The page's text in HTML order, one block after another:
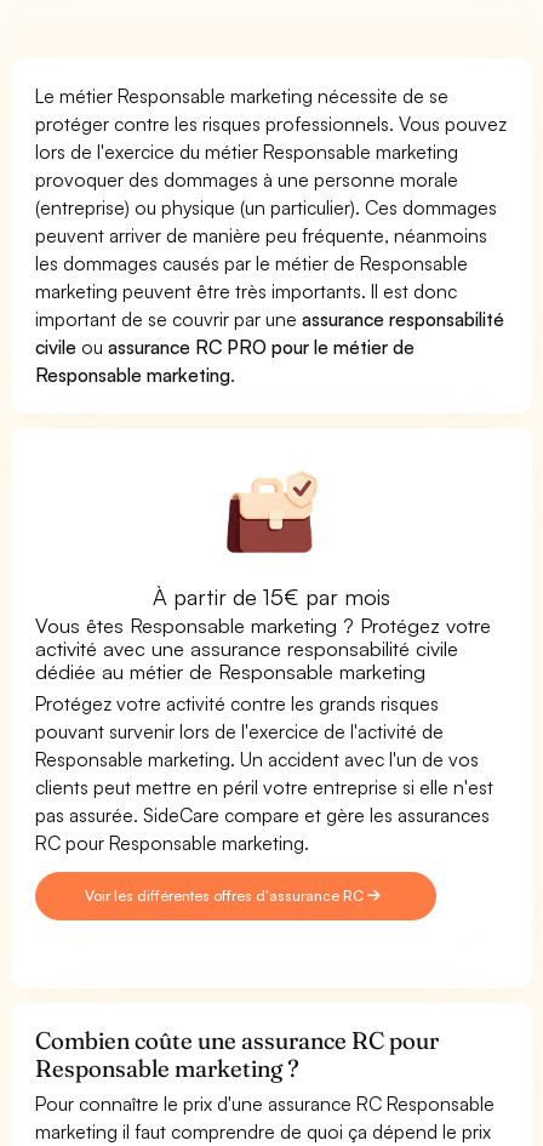
Le métier Responsable marketing nécessite de se
protéger contre les risques professionnels. Vous pouvez
lors de l'exercice du métier Responsable marketing
provoquer des dommages à une personne morale
(entreprise) ou physique (un particulier). Ces dommages
peuvent arriver de manière peu fréquente, néanmoins
les dommages causés par le métier de Responsable
marketing peuvent être très importants. Il est donc
important de se couvrir par uneassurance responsabilité
civile ouassurance RC PRO pour le métier de
Responsable marketing.
À partir de 15€ par mois
Vous êtes Responsable marketing ? Protégez votre
activité avec une assurance responsabilité civile
dédiée au métier de Responsable marketing
Protégez votre activité contre les grands risques
pouvant survenir lors de l'exercice de l'activité de
Responsable marketing. Un accident avec l'un de vos
clients peut mettre en péril votre entreprise si elle n'est
pas assurée. SideCare compare et gère les assurances
RC pour Responsable marketing.
Voir les différentes offres d'assurance RC
Combien coûte une assurance RC pour
Responsable marketing ?
Pour connaître le prix d'une assurance RC Responsable
marketing il faut comprendre de quoi ça dépend le prix